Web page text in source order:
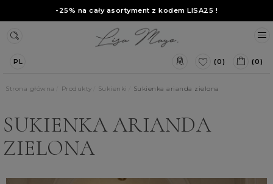
-25% na cały asortyment z kodem LISA25 !
PL (0) (0)
Strona główna Produkty Sukienki Sukienka arianda zielona
SUKIENKA ARIANDA
ZIELONA